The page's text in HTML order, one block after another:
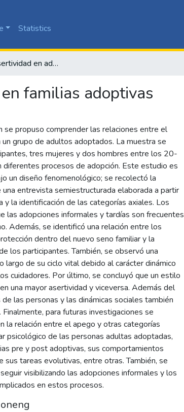
Statistics
Apego y asertividad en adultos criados en familias adoptivas
familias adoptivas
se propuso comprender las relaciones entre el
grupo de adultos adoptados. La muestra se
tres mujeres y dos hombres entre los 20-
diferentes procesos de adopción. Este estudio es
un diseño fenomenológico; se recolectó la
entrevista semiestructurada elaborada a partir
y la identificación de las categorías axiales. Los
las adopciones informales y tardías son frecuentes
Además, se identificó una relación entre los
dentro del nuevo seno familiar y la
los participantes. También, se observó una
largo de su ciclo vital debido al carácter dinámico
cuidadores. Por último, se concluyó que un estilo
una mayor asertividad y viceversa. Además del
las personas y las dinámicas sociales también
para futuras investigaciones se
la relación entre el apego y otras categorías
psicológico de las personas adultas adoptadas,
pre y post adoptivas, sus comportamientos
sus tareas evolutivas, entre otras. También, se
visibilizando las adopciones informales y los
en estos procesos.